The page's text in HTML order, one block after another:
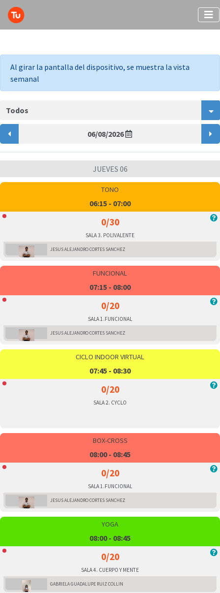
Al girar la pantalla del dispositivo, se muestra la vista
semanal
Todos
06/08/2026
JUEVES 06
TONO
06:15 - 07:00
0/30
SALA 3. POLIVALENTE
JESUS ALEJANDRO CORTES SANCHEZ
FUNCIONAL
07:15 - 08:00
0/20
SALA 1.FUNCIONAL
JESUS ALEJANDRO CORTES SANCHEZ
CICLO INDOOR VIRTUAL
07:45 - 08:30
0/20
SALA 2. CYCLO
BOX-CROSS
08:00 - 08:45
0/20
SALA 1.FUNCIONAL
JESUS ALEJANDRO CORTES SANCHEZ
YOGA
08:00 - 08:45
0/20
SALA 4. CUERPO Y MENTE
GABRIELA GUADALUPE RUIZ COLLIN